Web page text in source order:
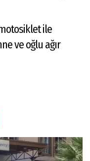
ile
ve oğlu ağır